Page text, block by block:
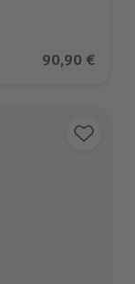
Aktueller
90,90 €